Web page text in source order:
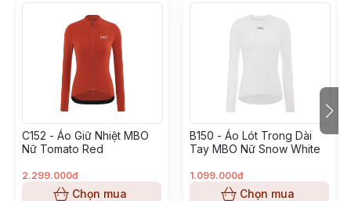
C152 - Áo Giữ Nhiệt MBO
Nữ Tomato Red
2.299.000đ
Chọn mua
B150 - Áo Lót Trong Dài
Tay MBO Nữ Snow White
1.099.000đ
Chọn mua